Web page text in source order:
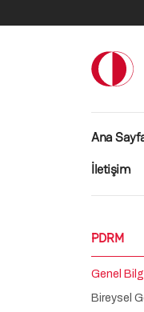
Ana
Ana
İletişim
PDRM
Genel
Bireysel